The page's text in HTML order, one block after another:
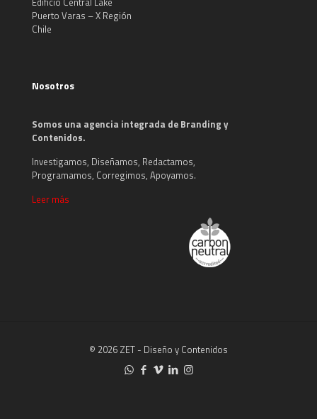
Puerto Varas – X Región
Chile
Nosotros
Somos una agencia integrada de Branding y
Contenidos.
Investigamos, Diseñamos, Redactamos,
Programamos, Corregimos, Apoyamos.
Leer más
© 2026 ZET - Diseño y Contenidos